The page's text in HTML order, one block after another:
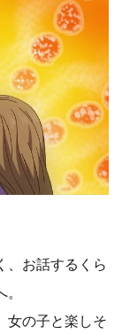
、お話するくら
女の子と楽しそ